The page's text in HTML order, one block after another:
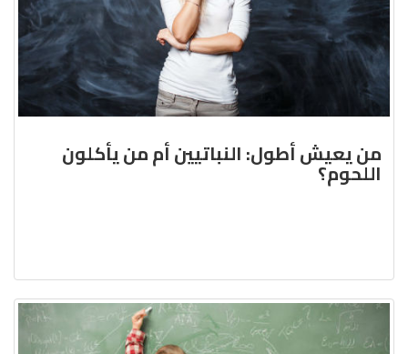
من يعيش أطول: النباتيين أم من يأكلون
اللحوم؟